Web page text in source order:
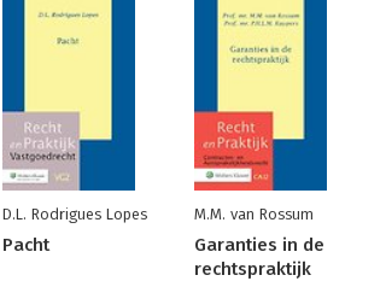
D.L. Rodrigues Lopes
Pacht
M.M. van Rossum
Garanties in de
rechtspraktijk